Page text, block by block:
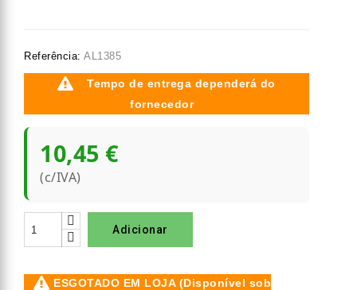
Referência: AL1385
Tempo de entrega dependerá do
fornecedor
10,45 €
(c/IVA)
Adicionar
ESGOTADO EM LOJA (Disponível sob